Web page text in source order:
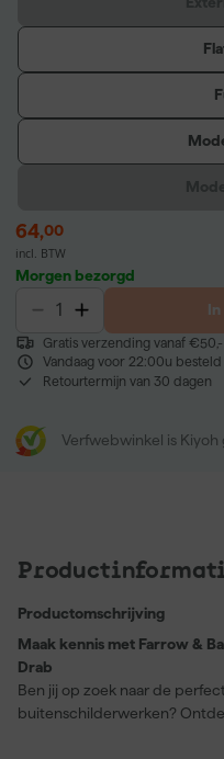
64,00
incl. BTW
Morgen bezorgd
Gratis verzending vanaf €50,-
Vandaag voor 22:00u
Retourtermijn van 30 dagen
Verfwebwinkel is
Productomschrijving
Maak kennis met Farrow &
Drab
Ben jij op zoek naar de
buitenschilderwerken?